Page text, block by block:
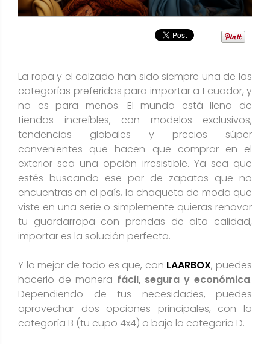
La ropa y el calzado han sido siempre una de las
categorías preferidas para importar a Ecuador, y
no es para menos. El mundo está lleno de
tiendas increíbles, con modelos exclusivos,
tendencias globales y precios súper
convenientes que hacen que comprar en el
exterior sea una opción irresistible. Ya sea que
estés buscando ese par de zapatos que no
encuentras en el país, la chaqueta de moda que
viste en una serie o simplemente quieras renovar
tu guardarropa con prendas de alta calidad,
importar es la solución perfecta.
Y lo mejor de todo es que, con LAARBOX, puedes
hacerlo de manera fácil, segura y económica.
Dependiendo de tus necesidades, puedes
aprovechar dos opciones principales, con la
categoría B (tu cupo 4x4) o bajo la categoría D.